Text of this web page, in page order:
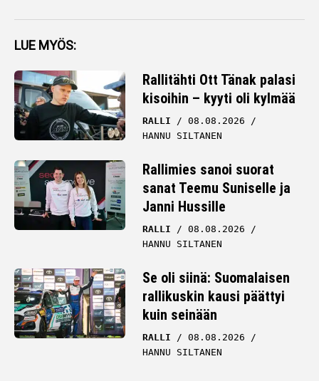
LUE MYÖS:
Rallitähti Ott Tänak palasi
kisoihin – kyyti oli kylmää
RALLI
08.08.2026
HANNU SILTANEN
Rallimies sanoi suorat
sanat Teemu Suniselle ja
Janni Hussille
RALLI
08.08.2026
HANNU SILTANEN
Se oli siinä: Suomalaisen
rallikuskin kausi päättyi
kuin seinään
RALLI
08.08.2026
HANNU SILTANEN